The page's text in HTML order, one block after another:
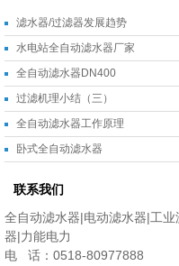
滤水器/过滤器发展趋势
水电站全自动滤水器厂家
全自动滤水器DN400
过滤机理小结（三）
全自动滤水器工作原理
卧式全自动滤水器
联系我们
全自动滤水器|电动滤水器|工业
器|力能电力
电 话：0518-80977888